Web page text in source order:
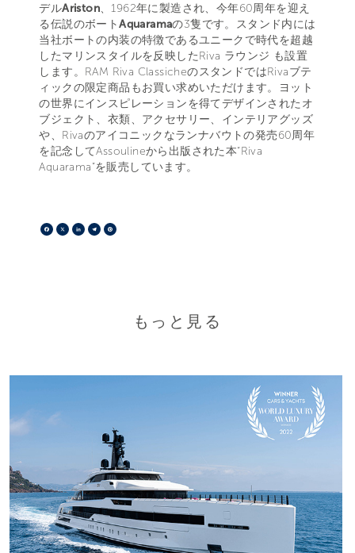
デルAriston、1962年に製造され、今年60周年を迎え
る伝説のボートAquaramaの3隻です。スタンド内には
当社ボートの内装の特徴であるユニークで時代を超越
したマリンスタイルを反映したRiva ラウンジ も設置
します。RAM Riva ClassicheのスタンドではRivaブテ
ィックの限定商品もお買い求めいただけます。ヨット
の世界にインスピレーションを得てデザインされたオ
ブジェクト、衣類、アクセサリー、インテリアグッズ
や、Rivaのアイコニックなランナバウトの発売60周年
を記念してAssoulineから出版された本“Riva
Aquarama”を販売しています。
Facebook
X LinkedIn
Telegram
もっと見る